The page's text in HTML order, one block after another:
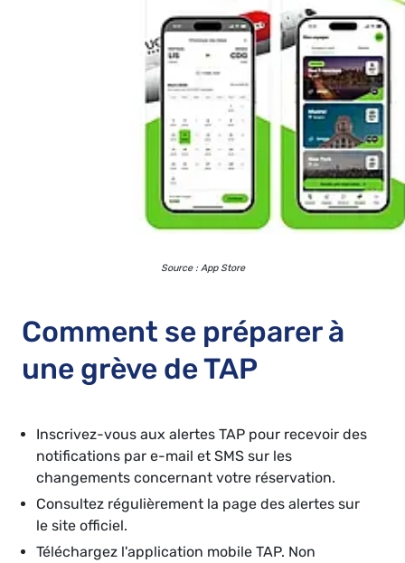
Source : App Store
Comment se préparer à
une grève de TAP
Inscrivez-vous aux alertes TAP pour recevoir des
notifications par e-mail et SMS sur les
changements concernant votre réservation.
Consultez régulièrement la page des alertes sur
le site officiel.
Téléchargez l'application mobile TAP. Non